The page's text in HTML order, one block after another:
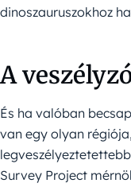
dinoszauruszokhoz
A
És ha valóban
van egy olyan
Survey Project